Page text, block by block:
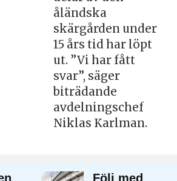
åländska
skärgården under
15 års tid har löpt
ut. ”Vi har fått
svar”, säger
biträdande
avdelningschef
Niklas Karlman.